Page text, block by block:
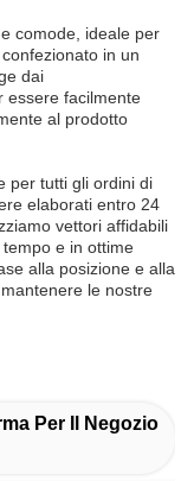
comode, ideale per
in un
dai
essere facilmente
al prodotto
per tutti gli ordini di
elaborati entro 24
vettori affidabili
e in ottime
alla posizione e alla
le nostre
Per Il Negozio